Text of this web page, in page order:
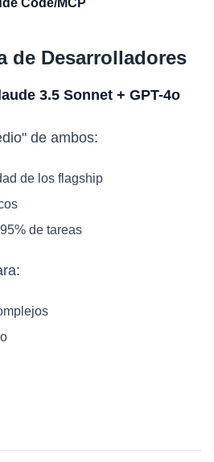
Code/MCP
de Desarrolladores
3.5 Sonnet + GPT-4o
de ambos:
de los flagship
de tareas